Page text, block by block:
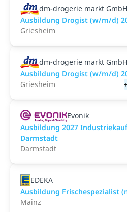
dm-drogerie markt GmbH
Ausbildung Drogist (w/m/d)
Griesheim
dm-drogerie markt GmbH
Ausbildung Drogist (w/m/d)
Griesheim
Evonik
Ausbildung 2027
Darmstadt
Darmstadt
EDEKA
Ausbildung Frischespezialist
Mainz